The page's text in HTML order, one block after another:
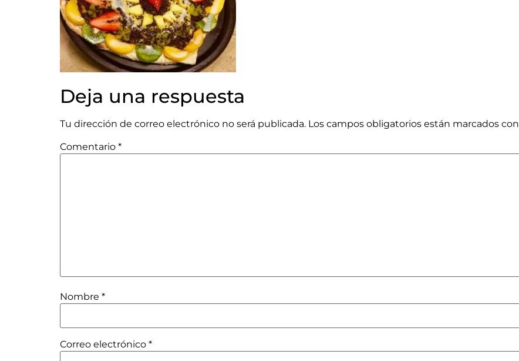
Deja una respuesta
Tu dirección de correo electrónico no será publicada. Los campos obligatorios están marcados con
Comentario *
Nombre *
Correo electrónico *